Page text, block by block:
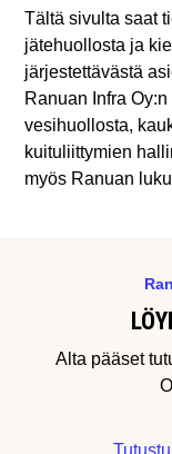
Tältä sivulta saat
jätehuollosta ja
järjestettävästä
Ranuan Infra
vesihuollosta,
kuituliittymien
myös Ranuan
Alta pääset